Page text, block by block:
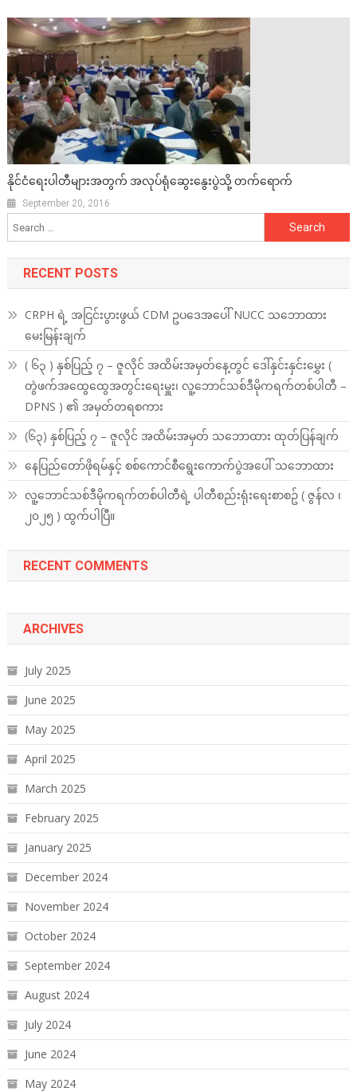
နိုင်ငံရေးပါတီများအတွက် အလုပ်ရုံဆွေးနွေးပွဲသို့ တက်ရောက်
September 20, 2016
Search
for:
RECENT POSTS
CRPH ရဲ့ အငြင်းပွားဖွယ် CDM ဥပဒေအပေါ် NUCC သဘောထား
မေးမြန်းချက်
( ၆၃ ) နှစ်ပြည့် ၇ – ဇူလိုင် အထိမ်းအမှတ်နေ့တွင် ဒေါ်နှင်းနှင်းမွှေး (
တွဲဖက်အထွေထွေအတွင်းရေးမှူး၊ လူ့ဘောင်သစ်ဒီမိုကရက်တစ်ပါတီ –
DPNS ) ၏ အမှတ်တရစကား
(၆၃) နှစ်ပြည့် ၇ – ဇူလိုင် အထိမ်းအမှတ် သဘောထား ထုတ်ပြန်ချက်
နေပြည်တော်ဖိုရမ်နှင့် စစ်ကောင်စီရွေးကောက်ပွဲအပေါ် သဘောထား
လူ့ဘောင်သစ်ဒီမိုကရက်တစ်ပါတီရဲ့ ပါတီစည်းရုံးရေးစာစဥ် ( ဇွန်လ ၊
၂၀၂၅ ) ထွက်ပါပြီ။
RECENT COMMENTS
ARCHIVES
July 2025
June 2025
May 2025
April 2025
March 2025
February 2025
January 2025
December 2024
November 2024
October 2024
September 2024
August 2024
July 2024
June 2024
May 2024